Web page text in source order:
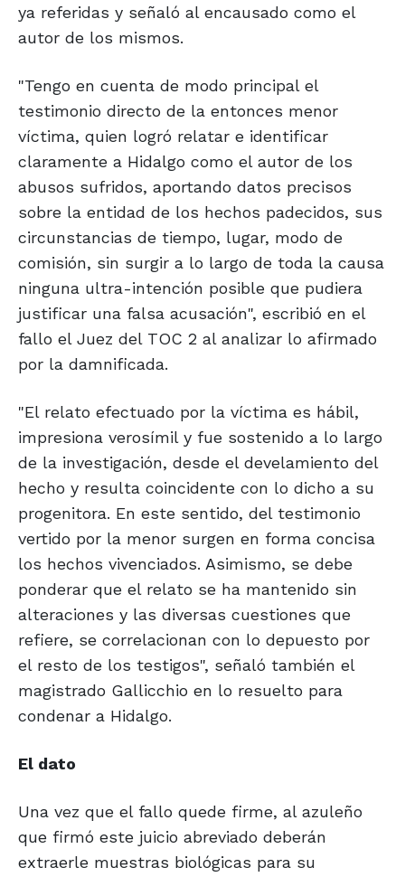
ya referidas y señaló al encausado como el
autor de los mismos.
"Tengo en cuenta de modo principal el
testimonio directo de la entonces menor
víctima, quien logró relatar e identificar
claramente a Hidalgo como el autor de los
abusos sufridos, aportando datos precisos
sobre la entidad de los hechos padecidos, sus
circunstancias de tiempo, lugar, modo de
comisión, sin surgir a lo largo de toda la causa
ninguna ultra-intención posible que pudiera
justificar una falsa acusación", escribió en el
fallo el Juez del TOC 2 al analizar lo afirmado
por la damnificada.
"El relato efectuado por la víctima es hábil,
impresiona verosímil y fue sostenido a lo largo
de la investigación, desde el develamiento del
hecho y resulta coincidente con lo dicho a su
progenitora. En este sentido, del testimonio
vertido por la menor surgen en forma concisa
los hechos vivenciados. Asimismo, se debe
ponderar que el relato se ha mantenido sin
alteraciones y las diversas cuestiones que
refiere, se correlacionan con lo depuesto por
el resto de los testigos", señaló también el
magistrado Gallicchio en lo resuelto para
condenar a Hidalgo.
El dato
Una vez que el fallo quede firme, al azuleño
que firmó este juicio abreviado deberán
extraerle muestras biológicas para su